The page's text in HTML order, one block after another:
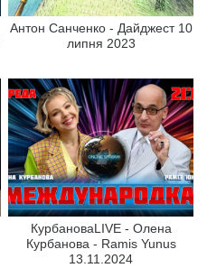
Антон Санченко - Дайджест 10
липня 2023
КурбановаLIVE - Олена
Курбанова - Ramis Yunus
13.11.2024